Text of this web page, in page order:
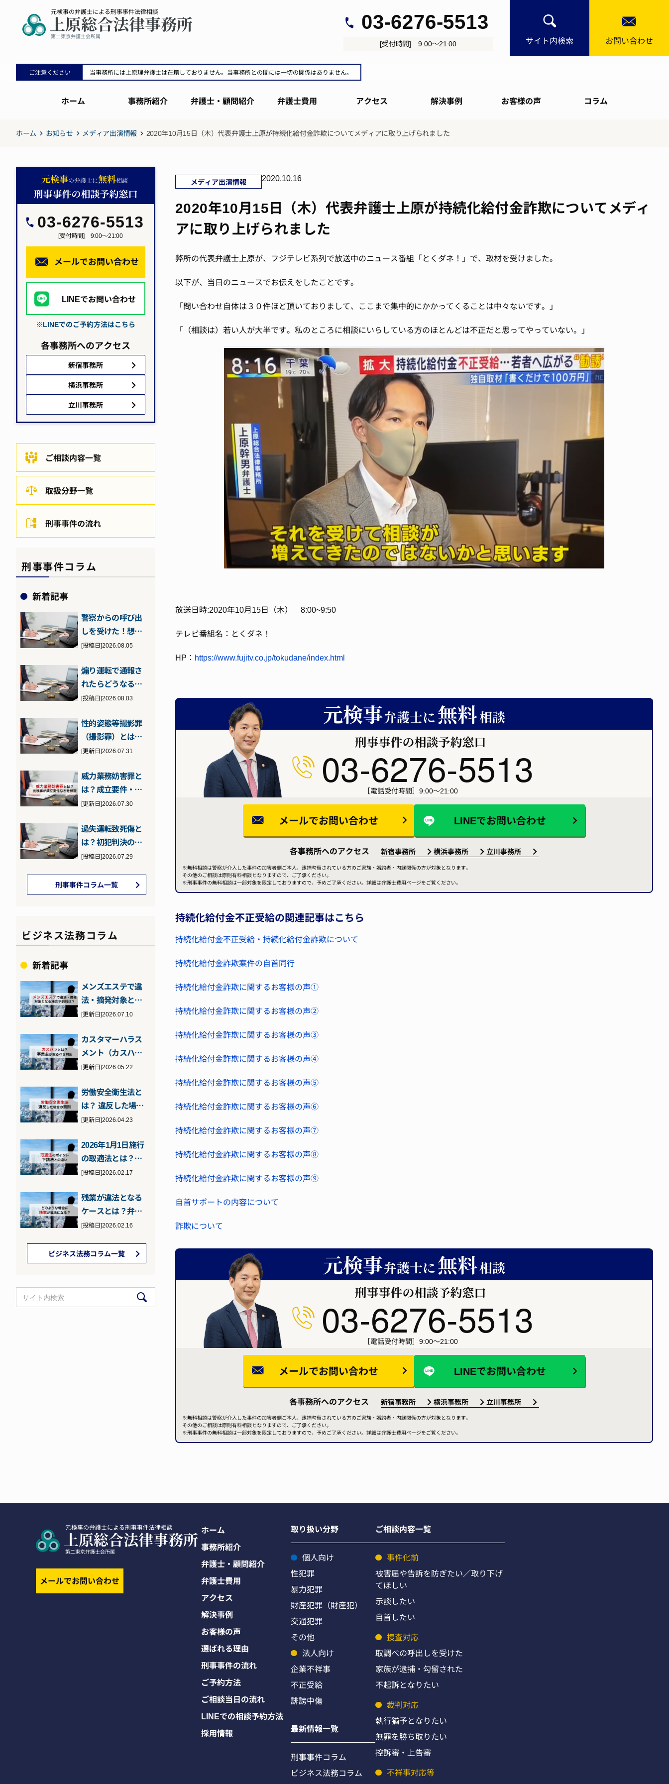
03-6276-5513
[受付時間] 9:00～21:00 サイト内検索 お問い合わせ
ご注意ください 当事務所には上原理弁護士は在籍しておりません。当事務所との間には一切の関係はありません。
ホーム 事務所紹介 弁護士・顧問紹介 弁護士費用 アクセス 解決事例 お客様の声 コラム
ホーム お知らせ メディア出演情報 2020年10月15日（木）代表弁護士上原が持続化給付金詐欺についてメディアに取り上げられました
メディア出演情報 2020.10.16
2020年10月15日（木）代表弁護士上原が持続化給付金詐欺についてメディ
アに取り上げられました
弊所の代表弁護士上原が、フジテレビ系列で放送中のニュース番組「とくダネ！」で、取材を受けました。
以下が、当日のニュースでお伝えをしたことです。
「問い合わせ自体は３０件ほど頂いておりまして、ここまで集中的にかかってくることは中々ないです。」
「（相談は）若い人が大半です。私のところに相談にいらしている方のほとんどは不正だと思ってやっていない。」
放送日時:2020年10月15日（木） 8:00~9:50
テレビ番組名：とくダネ！
HP： https://www.fujitv.co.jp/tokudane/index.html
03-6276-5513
［電話受付時間］9:00～21:00
メールでお問い合わせ LINEでお問い合わせ
各事務所へのアクセス 新宿事務所 横浜事務所 立川事務所
※無料相談は警察が介入した事件の加害者側ご本人、逮捕勾留されている方のご家族・婚約者・内縁関係の方が対象となります。
その他のご相談は原則有料相談となりますので、ご了承ください。
※刑事事件の無料相談は一部対象を限定しておりますので、予めご了承ください。詳細は弁護士費用ページをご覧ください。
持続化給付金不正受給の関連記事はこちら
持続化給付金不正受給・持続化給付金詐欺について
持続化給付金詐欺案件の自首同行
持続化給付金詐欺に関するお客様の声①
持続化給付金詐欺に関するお客様の声②
持続化給付金詐欺に関するお客様の声③
持続化給付金詐欺に関するお客様の声④
持続化給付金詐欺に関するお客様の声⑤
持続化給付金詐欺に関するお客様の声⑥
持続化給付金詐欺に関するお客様の声⑦
持続化給付金詐欺に関するお客様の声⑧
持続化給付金詐欺に関するお客様の声⑨
自首サポートの内容について
詐欺について
03-6276-5513
［電話受付時間］9:00～21:00
メールでお問い合わせ LINEでお問い合わせ
各事務所へのアクセス 新宿事務所 横浜事務所 立川事務所
※無料相談は警察が介入した事件の加害者側ご本人、逮捕勾留されている方のご家族・婚約者・内縁関係の方が対象となります。
その他のご相談は原則有料相談となりますので、ご了承ください。
※刑事事件の無料相談は一部対象を限定しておりますので、予めご了承ください。詳細は弁護士費用ページをご覧ください。
03-6276-5513
[受付時間] 9:00～21:00
メールでお問い合わせ
LINEでお問い合わせ
※LINEでのご予約方法はこちら
各事務所へのアクセス
新宿事務所
横浜事務所
立川事務所
ご相談内容一覧
取扱分野一覧
刑事事件の流れ
刑事事件コラム
新着記事
警察からの呼び出
しを受けた！想定
される理由や流
い…
[投稿日]2026.08.05
煽り運転で通報さ
れたらどうなる？
問われる罪と通報
[投稿日]2026.08.03
性的姿態等撮影罪
（撮影罪）とは？
性的姿態撮影等処
[更新日]2026.07.31
威力業務妨害罪と
は？成立要件・刑
罰・逮捕の可能性
[更新日]2026.07.30
過失運転致死傷と
は？初犯判決のポ
イントと執行猶予
[投稿日]2026.07.29
刑事事件コラム一覧
ビジネス法務コラム
新着記事
メンズエステで違
法・摘発対象とな
る場合とは？客・
[更新日]2026.07.10
カスタマーハラス
メント（カスハ
ラ）とは？2026年
[更新日]2026.05.22
労働安全衛生法と
は？ 違反した場合
の罰則などを元検
[更新日]2026.04.23
2026年1月1日施行
の取適法とは？下
請法との違いとポ
[投稿日]2026.02.17
残業が違法となる
ケースとは？弁護
士が詳しく解説
[投稿日]2026.02.16
ビジネス法務コラム一覧
メールでお問い合わせ
ホーム
事務所紹介
弁護士・顧問紹介
弁護士費用
アクセス
解決事例
お客様の声
選ばれる理由
刑事事件の流れ
ご予約方法
ご相談当日の流れ
LINEでの相談予約方法
採用情報
取り扱い分野
個人向け
性犯罪
暴力犯罪
財産犯罪（財産犯）
交通犯罪
その他
法人向け
企業不祥事
不正受給
誹謗中傷
最新情報一覧
刑事事件コラム
ビジネス法務コラム
ご相談内容一覧
事件化前
被害届や告訴を防ぎたい／取り下げ
てほしい
示談したい
自首したい
捜査対応
取調べの呼出しを受けた
家族が逮捕・勾留された
不起訴となりたい
裁判対応
執行猶予となりたい
無罪を勝ち取りたい
控訴審・上告審
不祥事対応等